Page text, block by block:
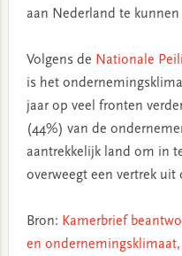
aan Nederland te
Volgens de Nationale
is het
jaar op veel fronten
(44%) van de
aantrekkelijk land om in
overweegt een vertrek uit
Bron: Kamerbrief
en ondernemingsklimaat,